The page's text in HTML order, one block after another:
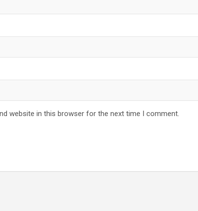
website in this browser for the next time I comment.